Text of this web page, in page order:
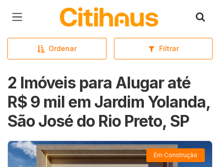
Página inicial
Ordenar Filtrar
2 Imóveis para Alugar até
R$ 9 mil em Jardim Yolanda,
São José do Rio Preto, SP
Em Construção